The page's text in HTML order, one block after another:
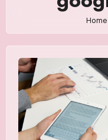
Home